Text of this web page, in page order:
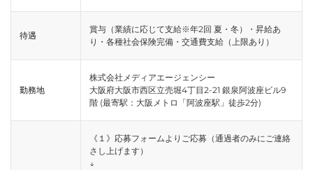
待遇
賞与（業績に応じて支給※年2回 夏・冬）・昇給あ
り・各種社会保険完備・交通費支給（上限あり）
勤務地
株式会社メディアエージェンシー
大阪府大阪市西区立売堀4丁目2-21 銀泉阿波座ビル9
階 (最寄駅：大阪メトロ「阿波座駅」徒歩2分)
《１》応募フォームよりご応募（通過者のみにご連絡
さし上げます）
↓